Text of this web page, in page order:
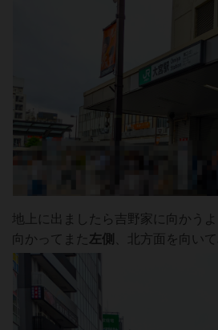
地上に出ましたら吉野家に向かう
向かってまた 左側 、北方面を向い